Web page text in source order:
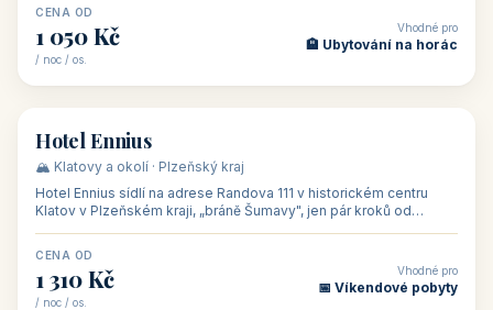
CENA OD
1 050 Kč
/ noc / os.
Vhodné pro
🏨 Ubytování na horác
🏨 hotel
Hotel Ennius
🏔️ Klatovy a okolí · Plzeňský kraj
Hotel Ennius sídlí na adrese Randova 111 v historickém centru
Klatov v Plzeňském kraji, „bráně Šumavy", jen pár kroků od
CENA OD
1 310 Kč
/ noc / os.
Vhodné pro
📅 Víkendové pobyty